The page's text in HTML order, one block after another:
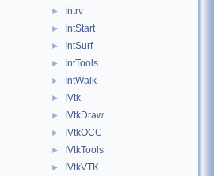
► Intrv
► IntStart
► IntSurf
► IntTools
► IntWalk
► IVtk
► IVtkDraw
► IVtkOCC
► IVtkTools
► IVtkVTK